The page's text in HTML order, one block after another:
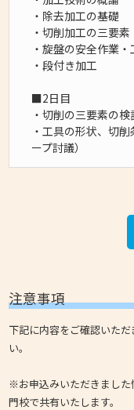
・除去加工の基礎
・切削加工の三要素
・旋盤の安全作業
・段付き加工
■2日目
・切削の三要素の
・工具の形状、切
ープ討議）
注意事項
下記に内容をご確認いた
い。
※お申込みいただきました
門校で共有いたします。